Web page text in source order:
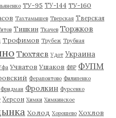
ТУ-95 ТУ-144 ТУ-160
Тахтамышев Тверская Тверская
Тишкин Ткачев Торжков
Трофимов Трубеж Трубная
Тюхтяев Удот Украина
Учватов Ушаков ФВР ФУПМ
Ферапонтово Филипенко
Фридман Фролкин Фурсенко
Херсон Химки Химкинское
Холод Хорошево Хохлов